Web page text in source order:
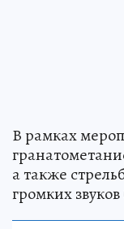
В рамках
а также
громких